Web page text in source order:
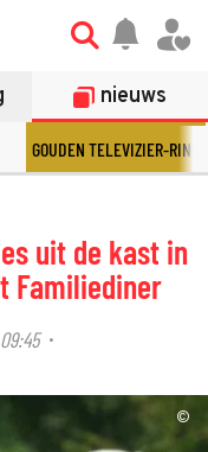
nieuws
GOUDEN TELEVIZIER-RING
uit de kast in
Familiediner
·
©